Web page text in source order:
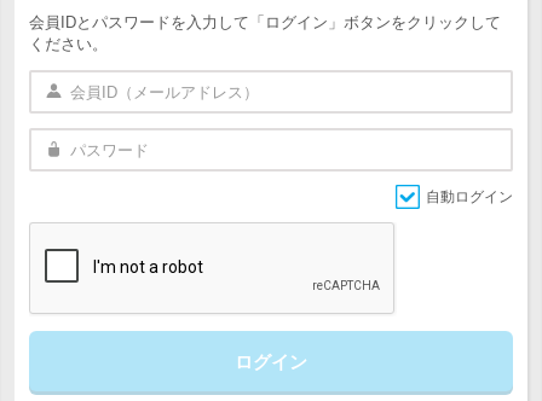
会員IDとパスワードを入力して「ログイン」ボタンをクリックして
ください。
自動ログイン
ログイン